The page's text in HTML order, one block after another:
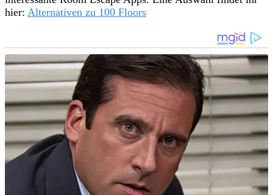
hier: Alternativen zu 100 Floors